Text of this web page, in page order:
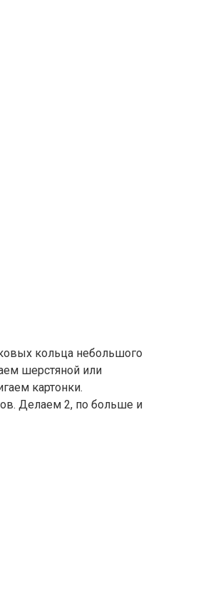
кольца небольшого
шерстяной или
картонки.
Делаем 2, по больше и